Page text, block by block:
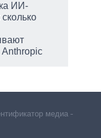
ИИ-
сколько
медиа –